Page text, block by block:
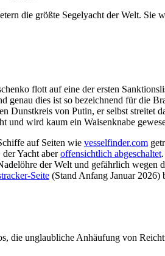
die größte Segelyacht der Welt. Sie
flott auf eine der ersten
genau dies ist so bezeichnend für die
von Putin, er selbst streitet
und wird kaum ein Waisenknabe
auf Seiten wie vesselfinder.com
Yacht aberoffensichtlich abgeschaltet
der Welt und gefährlich wegen
Seite (Stand Anfang Januar 2026)
die unglaubliche Anhäufung von